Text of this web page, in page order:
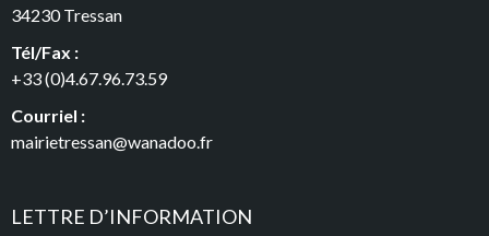
34230 Tressan
Tél/Fax :
+33 (0)4.67.96.73.59
Courriel :
mairietressan@wanadoo.fr
LETTRE D’INFORMATION